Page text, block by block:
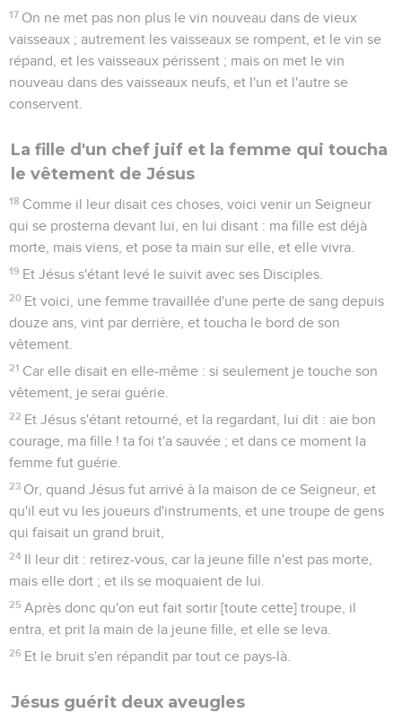
17 On ne met pas non plus le vin nouveau dans de vieux
vaisseaux ; autrement les vaisseaux se rompent, et le vin se
répand, et les vaisseaux périssent ; mais on met le vin
nouveau dans des vaisseaux neufs, et l'un et l'autre se
conservent.
La fille d'un chef juif et la femme qui toucha
le vêtement de Jésus
18 Comme il leur disait ces choses, voici venir un Seigneur
qui se prosterna devant lui, en lui disant : ma fille est déjà
morte, mais viens, et pose ta main sur elle, et elle vivra.
19 Et Jésus s'étant levé le suivit avec ses Disciples.
20 Et voici, une femme travaillée d'une perte de sang depuis
douze ans, vint par derrière, et toucha le bord de son
vêtement.
21 Car elle disait en elle-même : si seulement je touche son
vêtement, je serai guérie.
22 Et Jésus s'étant retourné, et la regardant, lui dit : aie bon
courage, ma fille ! ta foi t'a sauvée ; et dans ce moment la
femme fut guérie.
23 Or, quand Jésus fut arrivé à la maison de ce Seigneur, et
qu'il eut vu les joueurs d'instruments, et une troupe de gens
qui faisait un grand bruit,
24 Il leur dit : retirez-vous, car la jeune fille n'est pas morte,
mais elle dort ; et ils se moquaient de lui.
25 Après donc qu'on eut fait sortir [toute cette] troupe, il
entra, et prit la main de la jeune fille, et elle se leva.
26 Et le bruit s'en répandit par tout ce pays-là.
Jésus guérit deux aveugles